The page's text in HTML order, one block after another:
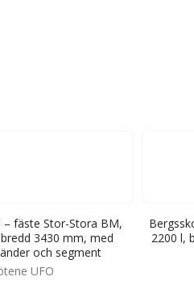
– fäste Stor-Stora BM,
3430 mm, med
och segment
UFO
2200 l,